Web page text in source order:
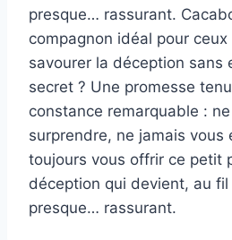
presque… rassurant.
compagnon idéal pour
savourer la déception sans
secret ? Une promesse
constance remarquable :
surprendre, ne jamais vous
toujours vous offrir ce petit
déception qui devient, au
presque… rassurant.